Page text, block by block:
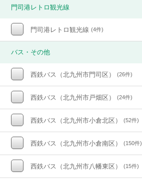
門司港レトロ観光線
門司港レトロ観光線 (4件)
バス・その他
西鉄バス（北九州市門司区） (26件)
西鉄バス（北九州市戸畑区） (24件)
西鉄バス（北九州市小倉北区） (52件)
西鉄バス（北九州市小倉南区） (150件)
西鉄バス（北九州市八幡東区） (15件)